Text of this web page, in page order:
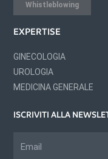
Whistleblowing
EXPERTISE
GINECOLOGIA
UROLOGIA
MEDICINA GENERALE
ISCRIVITI ALLA